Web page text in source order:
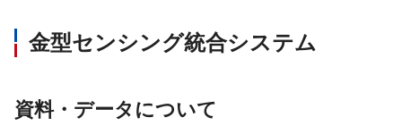
金型センシング統合システム
資料・データについて